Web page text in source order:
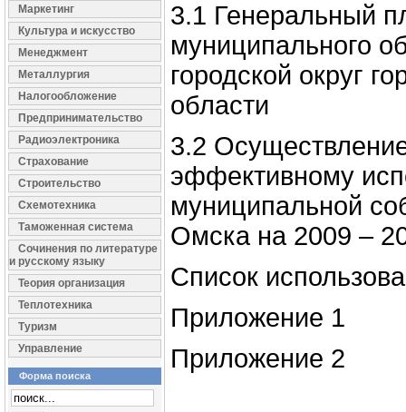
Маркетинг
Культура и искусство
Менеджмент
Металлургия
Налогообложение
Предпринимательство
Радиоэлектроника
Страхование
Строительство
Схемотехника
Таможенная система
Сочинения по литературе
и русскому языку
Теория организация
Теплотехника
Туризм
Управление
Форма поиска
3.1 Генеральный
муниципального
городской округ
области
3.2
эффективному
муниципальной
Омска на 2009 –
Список
Приложение 1
Приложение 2